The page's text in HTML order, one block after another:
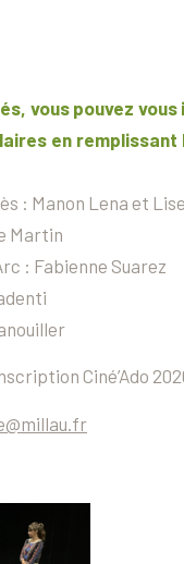
vous pouvez
en
: Manon Lena et
Martin
: Fabienne Suarez
Ciné’Ado